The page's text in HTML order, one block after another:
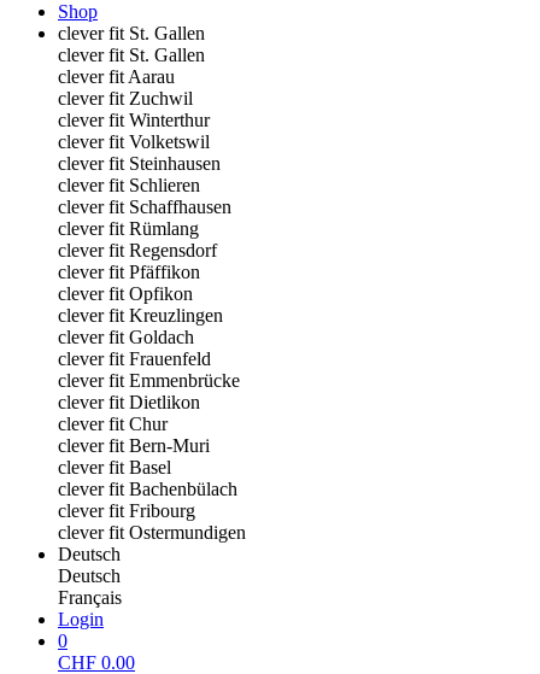
Shop
clever fit St. Gallen
clever fit St. Gallen
clever fit Aarau
clever fit Zuchwil
clever fit Winterthur
clever fit Volketswil
clever fit Steinhausen
clever fit Schlieren
clever fit Schaffhausen
clever fit Rümlang
clever fit Regensdorf
clever fit Pfäffikon
clever fit Opfikon
clever fit Kreuzlingen
clever fit Goldach
clever fit Frauenfeld
clever fit Emmenbrücke
clever fit Dietlikon
clever fit Chur
clever fit Bern-Muri
clever fit Basel
clever fit Bachenbülach
clever fit Fribourg
clever fit Ostermundigen
Deutsch
Deutsch
Français
Login
0
CHF 0.00